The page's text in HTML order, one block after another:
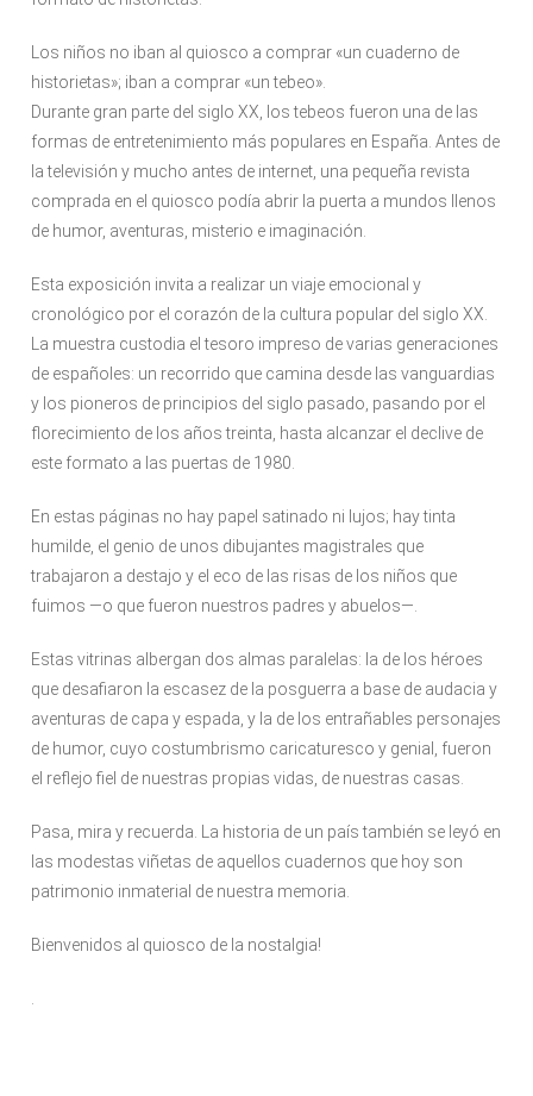
Los niños no iban al quiosco a comprar «un cuaderno de
historietas»; iban a comprar «un tebeo».
Durante gran parte del siglo XX, los tebeos fueron una de las
formas de entretenimiento más populares en España. Antes de
la televisión y mucho antes de internet, una pequeña revista
comprada en el quiosco podía abrir la puerta a mundos llenos
de humor, aventuras, misterio e imaginación.
Esta exposición invita a realizar un viaje emocional y
cronológico por el corazón de la cultura popular del siglo XX.
La muestra custodia el tesoro impreso de varias generaciones
de españoles: un recorrido que camina desde las vanguardias
y los pioneros de principios del siglo pasado, pasando por el
florecimiento de los años treinta, hasta alcanzar el declive de
este formato a las puertas de 1980.
En estas páginas no hay papel satinado ni lujos; hay tinta
humilde, el genio de unos dibujantes magistrales que
trabajaron a destajo y el eco de las risas de los niños que
fuimos —o que fueron nuestros padres y abuelos—.
Estas vitrinas albergan dos almas paralelas: la de los héroes
que desafiaron la escasez de la posguerra a base de audacia y
aventuras de capa y espada, y la de los entrañables personajes
de humor, cuyo costumbrismo caricaturesco y genial, fueron
el reflejo fiel de nuestras propias vidas, de nuestras casas.
Pasa, mira y recuerda. La historia de un país también se leyó en
las modestas viñetas de aquellos cuadernos que hoy son
patrimonio inmaterial de nuestra memoria.
Bienvenidos al quiosco de la nostalgia!